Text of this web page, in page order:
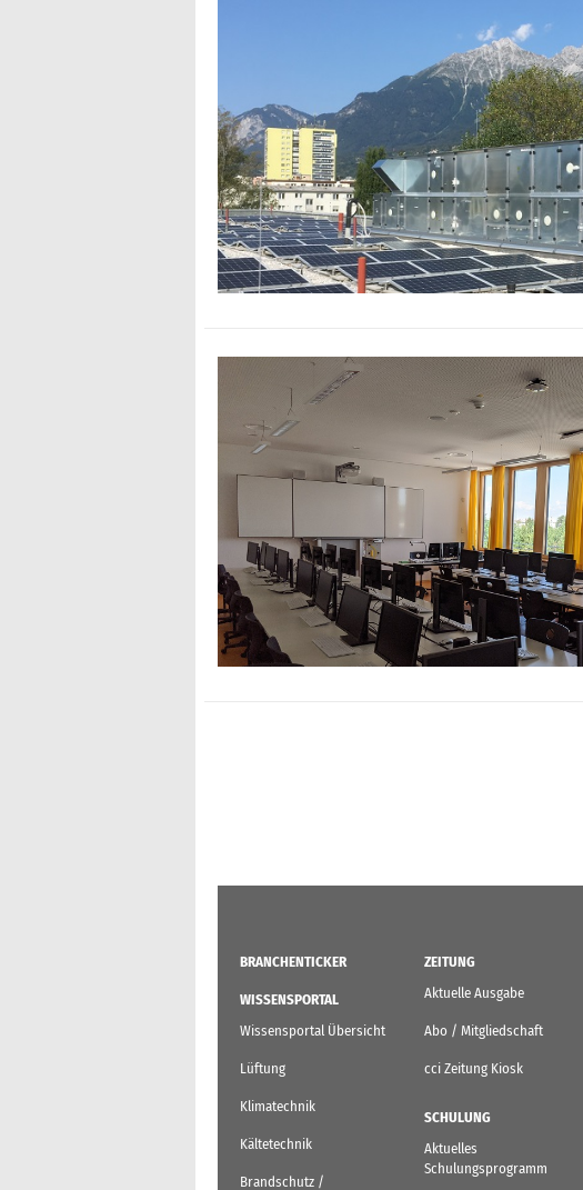
BRANCHENTICKER
WISSENSPORTAL
Wissensportal Übersicht
Lüftung
Klimatechnik
Kältetechnik
Brandschutz /
ZEITUNG
Aktuelle Ausgabe
Abo / Mitgliedschaft
cci Zeitung Kiosk
SCHULUNG
Aktuelles
Schulungsprogramm